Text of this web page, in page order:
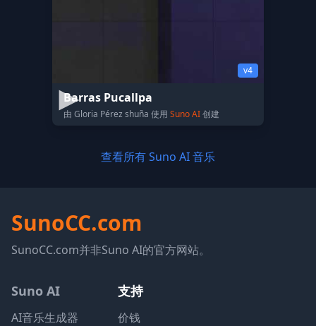
v4
Barras Pucallpa
由 Gloria Pérez shuña 使用 Suno AI创建
查看所有 Suno AI 音乐
SunoCC.com
SunoCC.com并非Suno AI的官方网站。
Suno AI
AI音乐生成器
支持
价钱